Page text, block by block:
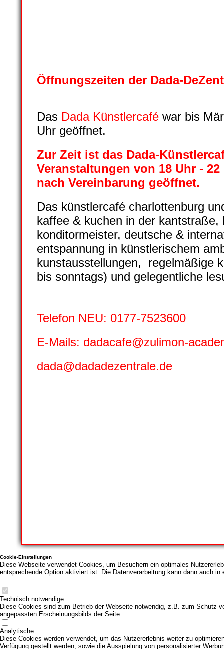
Öffnungszeiten der Dada-
Das Dada Künstlercaféwar bis
Uhr geöffnet.
Zur Zeit ist das Dada-
Veranstaltungen von 18 Uhr -
nach Vereinbarung geöffnet.
Das künstlercafé charlottenburg
kaffee & kuchen in der kantstraße,
konditormeister, deutsche &
entspannung in künstlerischem
kunstausstellungen, regelmäßige
bis sonntags) und gelegentliche
Telefon NEU: 0177-7523600
E-Mails: dadacafe@zulimon-
dada@dadadezentrale.de
Cookie-Einstellungen
Diese Webseite verwendet Cookies, um Besuchern ein optimales
entsprechende Option aktiviert ist. Die Datenverarbeitung kann dann auch
Technisch notwendige
Diese Cookies sind zum Betrieb der Webseite notwendig, z.B. zum Schutz
angepassten Erscheinungsbilds der Seite.
Analytische
Diese Cookies werden verwendet, um das Nutzererlebnis weiter zu
Verfügung gestellt werden, sowie die Ausspielung von personalisierter